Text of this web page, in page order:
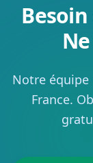
Notre
France.